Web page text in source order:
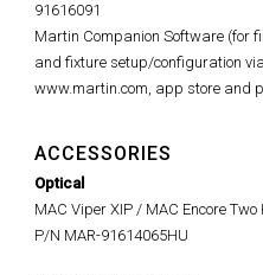
91616091
Martin Companion Software (for
and fixture setup/configuration
www.martin.com, app store and
ACCESSORIES
Optical
MAC Viper XIP / MAC Encore
P/N MAR-91614065HU